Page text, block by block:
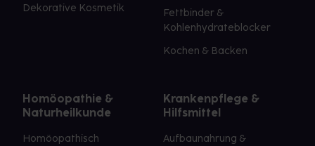
Dekorative Kosmetik
Fettbinder &
Kohlenhydrateblocker
Kochen & Backen
Homöopathie &
Naturheilkunde
Homöopathisch
Krankenpflege &
Hilfsmittel
Aufbaunahrung &